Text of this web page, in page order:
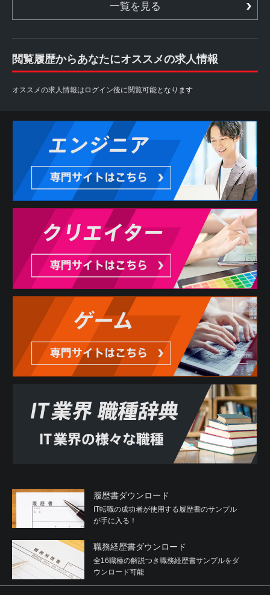
一覧を見る
閲覧履歴からあなたにオススメの求人情報
オススメの求人情報はログイン後に閲覧可能となります
履歴書ダウンロード
IT転職の成功者が使用する履歴書のサンプル
が手に入る！
職務経歴書ダウンロード
全16職種の解説つき職務経歴書サンプルをダ
ウンロード可能